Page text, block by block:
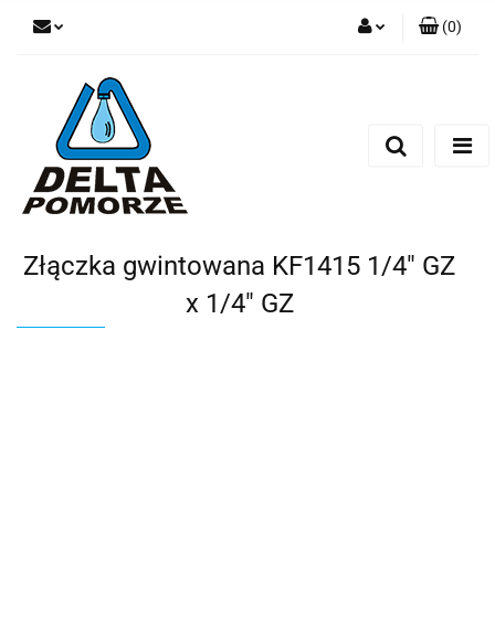
(0)
Złączka gwintowana KF1415 1/4" GZ
x 1/4" GZ